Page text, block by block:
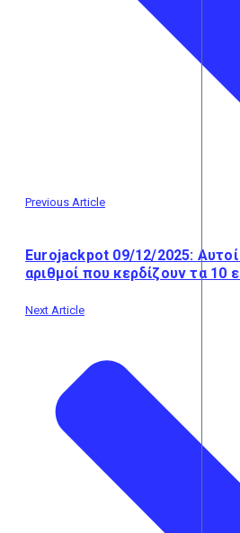
Previous Article
Eurojackpot 09/12/2025: Αυτοί
αριθμοί που κερδίζουν τα 10
Next Article